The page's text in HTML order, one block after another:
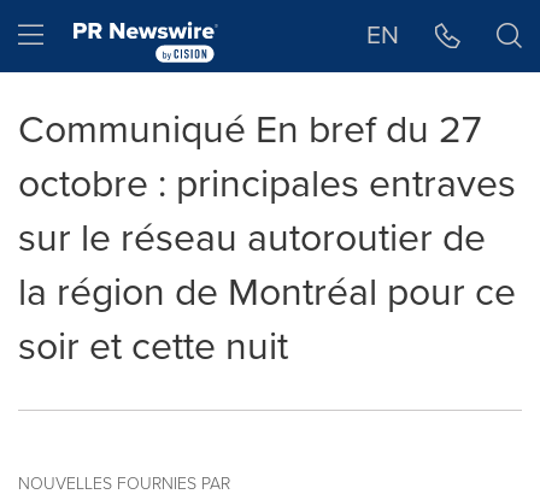
Hamburger menu EN
Communiqué En bref du 27
octobre : principales entraves
sur le réseau autoroutier de
la région de Montréal pour ce
soir et cette nuit
NOUVELLES FOURNIES PAR